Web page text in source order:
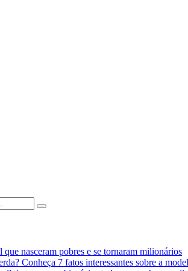
que nasceram pobres e se tornaram milionários
Conheça 7 fatos interessantes sobre a